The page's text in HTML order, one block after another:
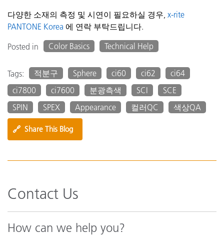
다양한 소재의 측정 및 시연이 필요하실 경우, x-rite
PANTONE Korea 에 연락 부탁드립니다.
Posted in
Color Basics Technical Help
Tags: 적분구 Sphere ci60 ci62
ci64
ci7800
ci7600 분광측색 SCI
SCE
SPIN
SPEX Appearance 컬러QC 색상QA
🔗 Share This Blog
Contact Us
How can we help you?